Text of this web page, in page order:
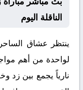
الناقلة اليوم
ينتظر عشاق
لواحدة من أهم
نارياً يجمع بين زد